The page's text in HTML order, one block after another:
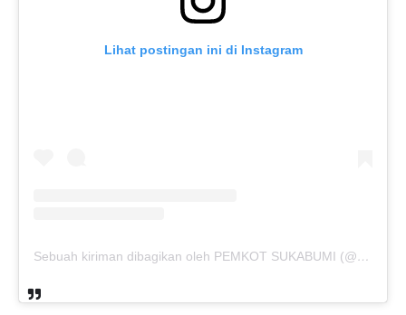
Lihat postingan ini di Instagram
Sebuah kiriman dibagikan oleh PEMKOT SUKABUMI (@pemkotsukabumi_)